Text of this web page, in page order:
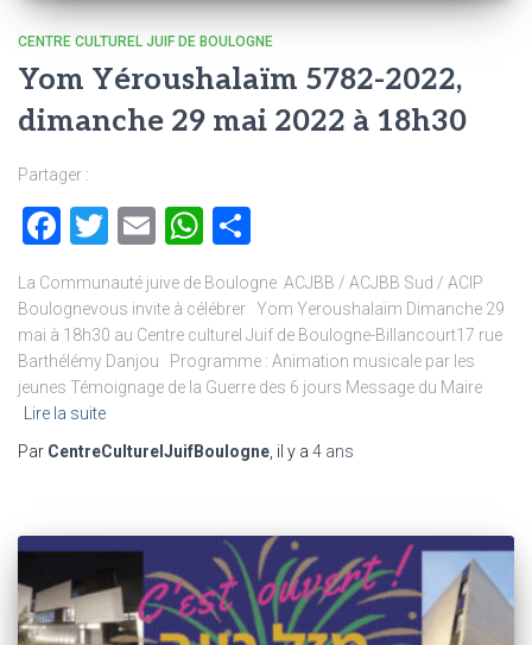
CENTRE CULTUREL JUIF DE BOULOGNE
Yom Yéroushalaïm 5782-2022,
dimanche 29 mai 2022 à 18h30
Partager :
Facebook
Twitter
EmailWhatsApp
La Communauté juive de Boulogne ACJBB / ACJBB Sud / ACIP
Boulognevous invite à célébrer Yom Yeroushalaïm Dimanche 29
mai à 18h30 au Centre culturel Juif de Boulogne-Billancourt17 rue
Barthélémy Danjou Programme : Animation musicale par les
jeunes Témoignage de la Guerre des 6 jours Message du Maire
Lire la suite
Par CentreCulturelJuifBoulogne , il y a 4 ans